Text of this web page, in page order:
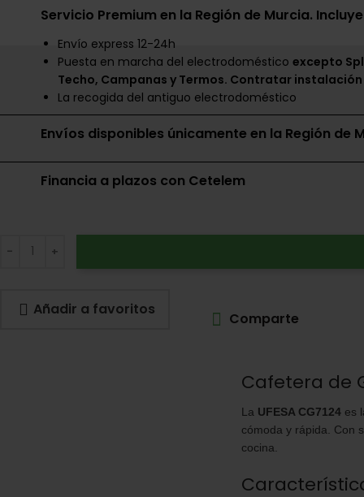
Servicio Premium en la Región de Murcia.
Envío express 12-24h
Puesta en marcha del electrodoméstico excepto
Techo, Campanas y Termos. Contratar
La recogida del antiguo electrodoméstico
Envíos disponibles únicamente en la Región de
Financia a plazos con Cetelem
Date un capricho
Comparte